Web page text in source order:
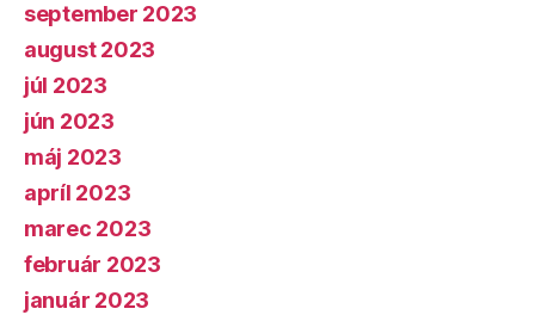
september 2023
august 2023
júl 2023
jún 2023
máj 2023
apríl 2023
marec 2023
február 2023
január 2023